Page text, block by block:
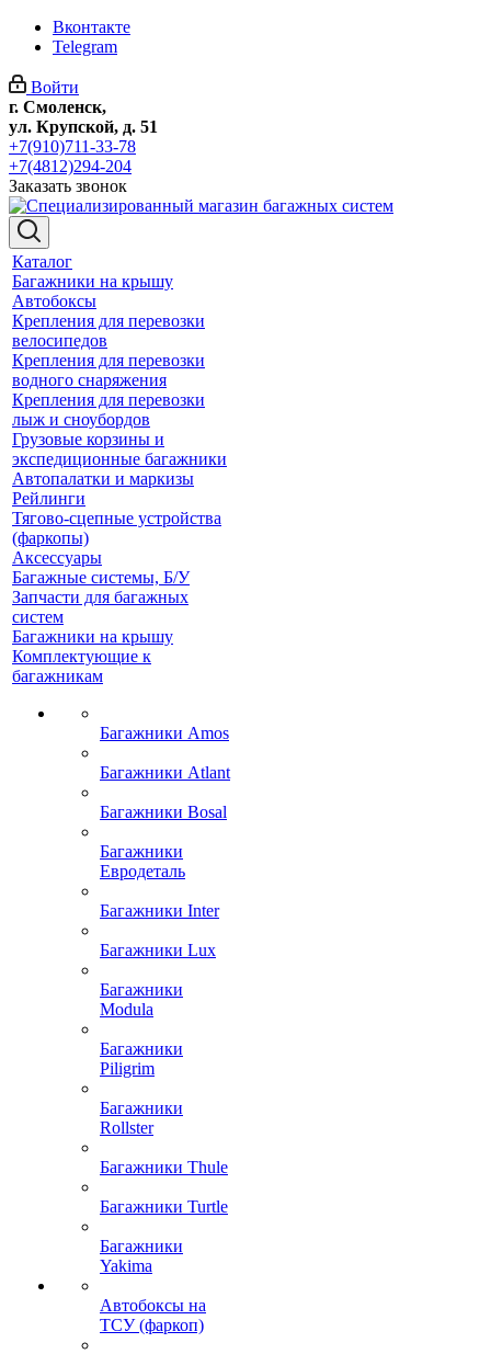
Вконтакте
Telegram
Войти
г. Смоленск,
ул. Крупской, д. 51
+7(910)711-33-78
+7(4812)294-204
Заказать звонок
Каталог
Багажники на крышу
Автобоксы
Крепления для перевозки
велосипедов
Крепления для перевозки
водного снаряжения
Крепления для перевозки
лыж и сноубордов
Грузовые корзины и
экспедиционные багажники
Автопалатки и маркизы
Рейлинги
Тягово-сцепные устройства
(фаркопы)
Аксессуары
Багажные системы, Б/У
Запчасти для багажных
систем
Багажники на крышу
Комплектующие к
багажникам
Багажники Amos
Багажники Atlant
Багажники Bosal
Багажники
Евродеталь
Багажники Inter
Багажники Lux
Багажники
Modula
Багажники
Piligrim
Багажники
Rollster
Багажники Thule
Багажники Turtle
Багажники
Yakima
Автобоксы на
ТСУ (фаркоп)